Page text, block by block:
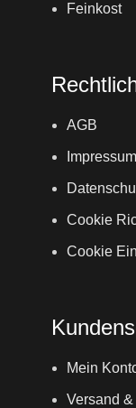
Feinkost
AGB
Impressum
Cookie
Cookie
Mein
Versand